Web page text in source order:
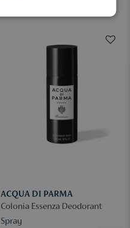
ACQUA DI PARMA
Colonia Essenza Deodorant
Spray